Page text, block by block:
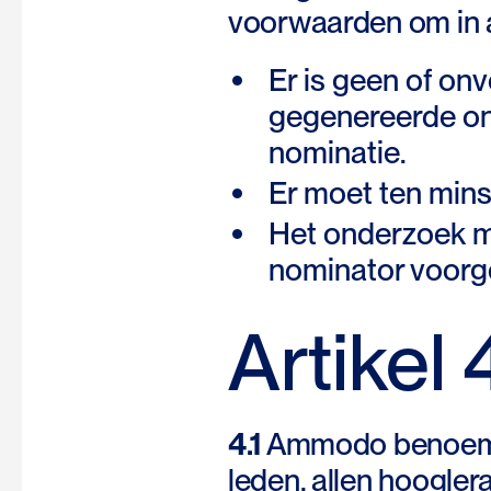
voorwaarden om in
Er is geen of
gegenereerde
nominatie.
Er moet ten
Het onderzoek
nominator
Artikel
4.1Ammodo
leden, allen